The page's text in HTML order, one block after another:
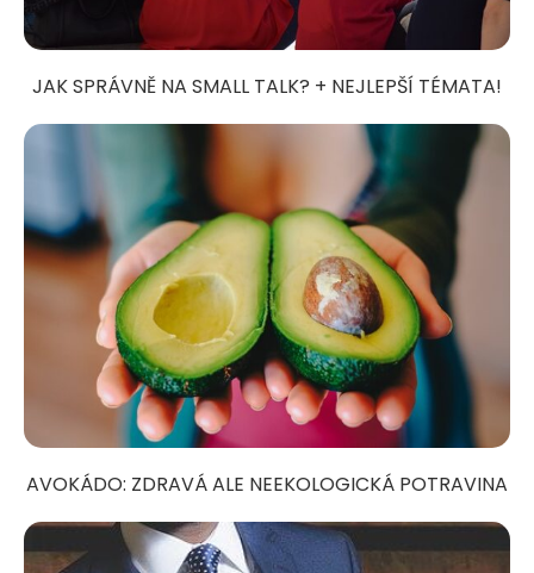
JAK SPRÁVNĚ NA SMALL TALK? + NEJLEPŠÍ TÉMATA!
AVOKÁDO: ZDRAVÁ ALE NEEKOLOGICKÁ POTRAVINA